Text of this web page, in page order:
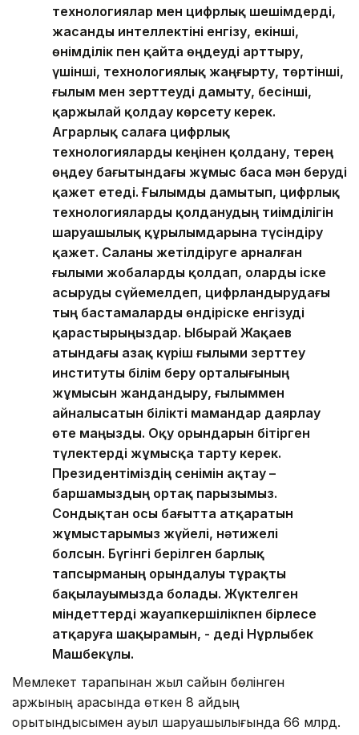
технологиялар мен цифрлық шешімдерді,
жасанды интеллектіні енгізу, екінші,
өнімділік пен қайта өңдеуді арттыру,
үшінші, технологиялық жаңғырту, төртінші,
ғылым мен зерттеуді дамыту, бесінші,
қаржылай қолдау көрсету керек.
Аграрлық салаға цифрлық
технологияларды кеңінен қолдану, терең
өңдеу бағытындағы жұмыс баса мән беруді
қажет етеді. Ғылымды дамытып, цифрлық
технологияларды қолданудың тиімділігін
шаруашылық құрылымдарына түсіндіру
қажет. Саланы жетілдіруге арналған
ғылыми жобаларды қолдап, оларды іске
асыруды сүйемелдеп, цифрландырудағы
тың бастамаларды өндіріске енгізуді
қарастырыңыздар. Ыбырай Жақаев
атындағы Қазақ күріш ғылыми зерттеу
институты білім беру орталығының
жұмысын жандандыру, ғылыммен
айналысатын білікті мамандар даярлау
өте маңызды. Оқу орындарын бітірген
түлектерді жұмысқа тарту керек.
Президентіміздің сенімін ақтау –
баршамыздың ортақ парызымыз.
Сондықтан осы бағытта атқаратын
жұмыстарымыз жүйелі, нәтижелі
болсын. Бүгінгі берілген барлық
тапсырманың орындалуы тұрақты
бақылауымызда болады. Жүктелген
міндеттерді жауапкершілікпен бірлесе
атқаруға шақырамын, - деді Нұрлыбек
Машбекұлы.
Мемлекет тарапынан жыл сайын бөлінген
қаржының арқасында өткен 8 айдың
қорытындысымен ауыл шаруашылығында 66 млрд.